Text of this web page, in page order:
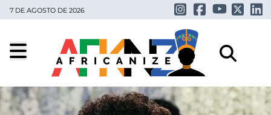
7 DE AGOSTO DE 2026